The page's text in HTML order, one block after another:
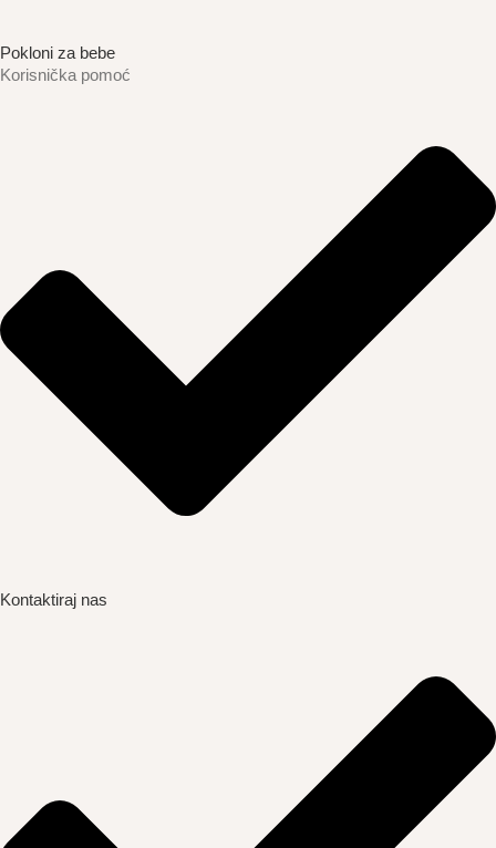
Pokloni za bebe
Korisnička pomoć
Kontaktiraj nas